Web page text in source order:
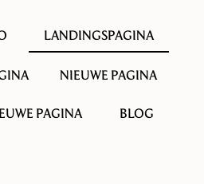
LANDINGSPAGINA
NIEUWE PAGINA
PAGINA BLOG